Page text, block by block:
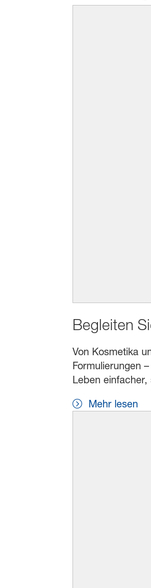
Begleiten
Von Kosmetika
Formulierungen
Leben
Mehr lesen